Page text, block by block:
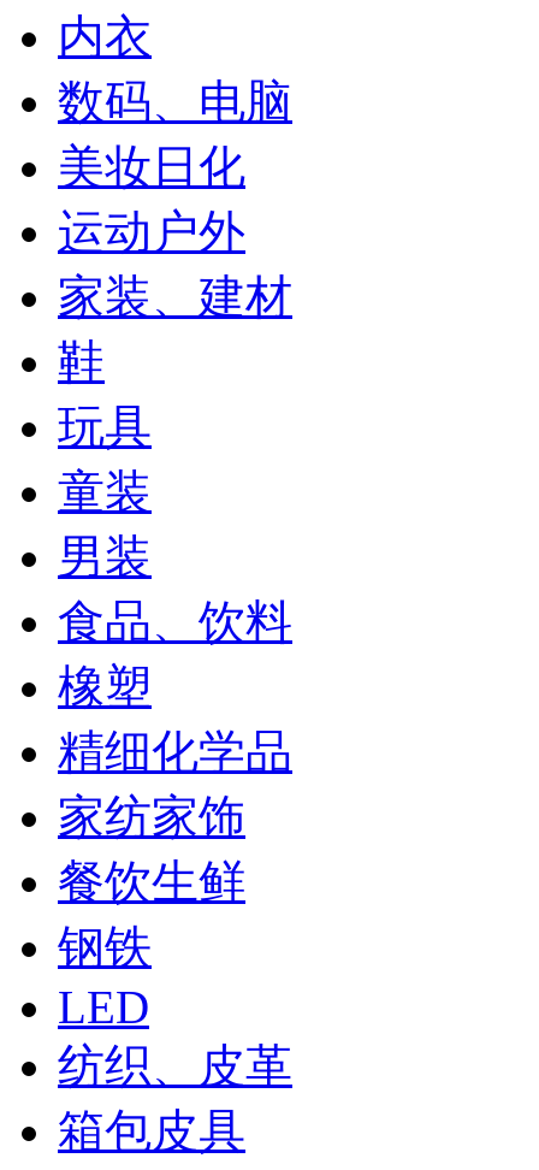
内衣
数码、电脑
美妆日化
运动户外
家装、建材
鞋
玩具
童装
男装
食品、饮料
橡塑
精细化学品
家纺家饰
餐饮生鲜
钢铁
LED
纺织、皮革
箱包皮具